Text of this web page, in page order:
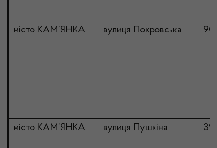
місто КАМ’ЯНКА вулиця Покровська 90
місто КАМ’ЯНКА вулиця Пушкіна 39